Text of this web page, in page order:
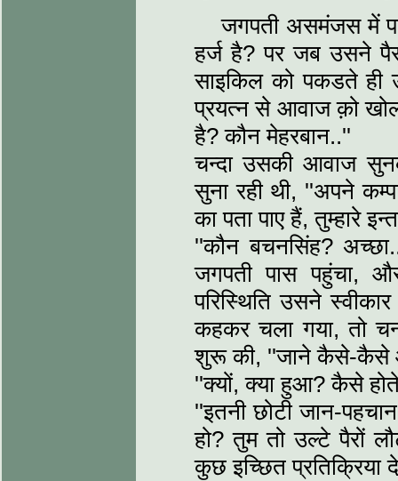
जगपती असमंजस में
हर्ज है? पर जब उसने
साइकिल को पकडते
प्रयत्न से आवाज क़ो
है? कौन मेहरबान..''
चन्दा उसकी आवाज
सुना रही थी, ''अपने
का पता पाए हैं, तुम्हारे
''कौन बचनसिंह?
जगपती पास पहुंचा,
परिस्थिति उसने
कहकर चला गया, तो
शुरू की, ''जाने कैसे-कैसे
''क्यों, क्या हुआ? कैसे
''इतनी छोटी जान-
हो? तुम तो उल्टे पैरों
कुछ इच्छित